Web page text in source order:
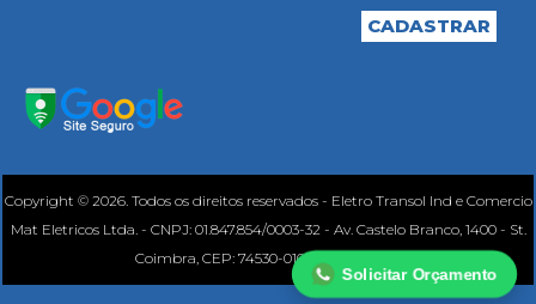
Copyright © 2026. Todos os direitos reservados - Eletro Transol Ind e Comercio
Mat Eletricos Ltda. - CNPJ: 01.847.854/0003-32 - Av. Castelo Branco, 1400 - St.
Coimbra, CEP: 74530-010, Goiânia - GO.
Solicitar Orçamento